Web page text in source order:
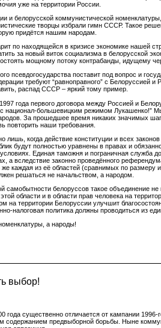
уже на территории России.
и белорусской коммунистической
творцы избрали гимн СССР. Такое
придётся нашим народам.
по находящейся в кризисе экономике нашей
за новый виток социализма в белорусской
мощному потоку контрабанды, идущему
псевдогосударства поставит под вопрос и
требуют “равноправного” с Белоруссией
распад СССР – яркий тому пример.
года первого договора между Россией и
национал-большевицким режимом Лукашенко!”
За прошедшее время никаких значимых
повторить наши требования.
лишь, когда действие конституции и всех
будут полностью уравнены в правах и
Единая таможня и пограничная служба
а вследствие законно проведённого
же каждая из её областей (сравнимых по
решаться не начальством, а народом.
самобытности белоруссов такое объединение
области и в области прав человека на
на территории Белоруссии улучшит
налоговая политика должны проводиться из
а народы!
выбор!
года существенно отличается от кампании
содержанием предвыборной борьбы. Ныне